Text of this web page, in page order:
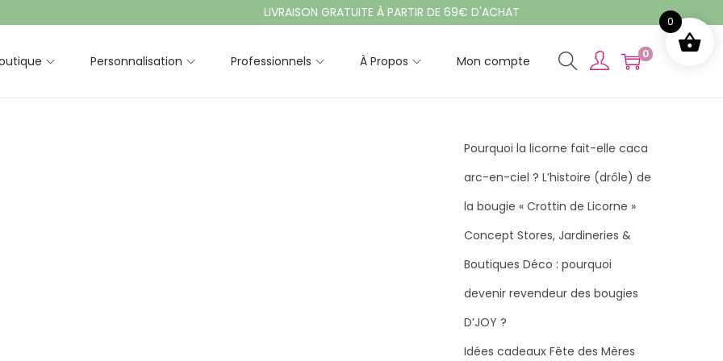
LIVRAISON GRATUITE À PARTIR DE 69€ D'ACHAT
Personnalisation Professionnels À Propos Mon compte 0
Pourquoi la licorne fait-elle caca
arc-en-ciel ? L’histoire (drôle) de
la bougie « Crottin de Licorne »
Concept Stores, Jardineries &
Boutiques Déco : pourquoi
devenir revendeur des bougies
D’JOY ?
Idées cadeaux Fête des Mères
0